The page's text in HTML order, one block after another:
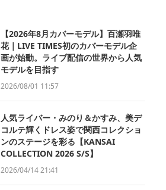
【2026年8月カバーモデル】百瀬羽唯
花｜LIVE TIMES初のカバーモデル企
画が始動。ライブ配信の世界から人気
モデルを目指す
2026/08/01 11:57
人気ライバー・みのり＆かすみ、美デ
コルテ輝くドレス姿で関西コレクショ
ンのステージを彩る【KANSAI
COLLECTION 2026 S/S】
2026/04/14 21:41